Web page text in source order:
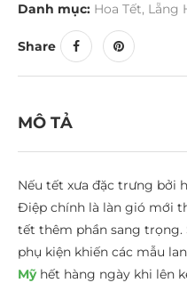
Danh mục: Hoa Tết, Lẵng
Share
MÔ TẢ
Nếu tết xưa đặc trưng bởi
Điệp chính là làn gió mới
tết thêm phần sang trọng.
phụ kiện khiến các mẫu
Mỹhết hàng ngày khi lên